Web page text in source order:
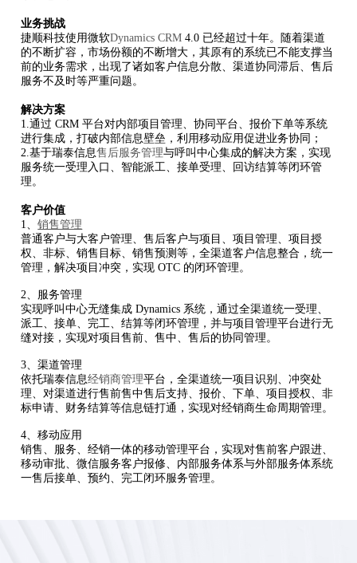
业务挑战
捷顺科技使用微软Dynamics CRM 4.0 已经超过十年。随着渠道
的不断扩容，市场份额的不断增大，其原有的系统已不能支撑当
前的业务需求，出现了诸如客户信息分散、渠道协同滞后、售后
服务不及时等严重问题。
解决方案
1.通过 CRM 平台对内部项目管理、协同平台、报价下单等系统
进行集成，打破内部信息壁垒，利用移动应用促进业务协同；
2.基于瑞泰信息售后服务管理与呼叫中心集成的解决方案，实现
服务统一受理入口、智能派工、接单受理、回访结算等闭环管
理。
客户价值
1、销售管理
普通客户与大客户管理、售后客户与项目、项目管理、项目授
权、非标、销售目标、销售预测等，全渠道客户信息整合，统一
管理，解决项目冲突，实现 OTC 的闭环管理。
2、服务管理
实现呼叫中心无缝集成 Dynamics 系统，通过全渠道统一受理、
派工、接单、完工、结算等闭环管理，并与项目管理平台进行无
缝对接，实现对项目售前、售中、售后的协同管理。
3、渠道管理
依托瑞泰信息经销商管理平台，全渠道统一项目识别、冲突处
理、对渠道进行售前售中售后支持、报价、下单、项目授权、非
标申请、财务结算等信息链打通，实现对经销商生命周期管理。
4、移动应用
销售、服务、经销一体的移动管理平台，实现对售前客户跟进、
移动审批、微信服务客户报修、内部服务体系与外部服务体系统
一售后接单、预约、完工闭环服务管理。